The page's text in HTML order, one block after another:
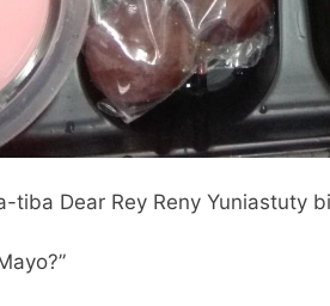
tiba Dear Rey Reny Yuniastuty